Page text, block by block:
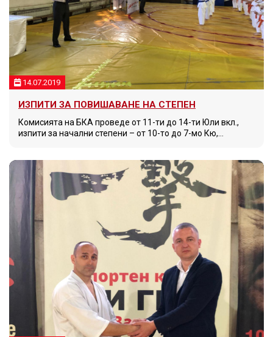
14.07.2019
ИЗПИТИ ЗА ПОВИШАВАНЕ НА СТЕПЕН
Комисията на БКА проведе от 11-ти до 14-ти Юли вкл.,
изпити за начални степени – от 10-то до 7-мо Кю,…